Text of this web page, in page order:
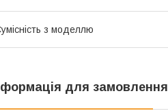
з моделлю
для замовлення